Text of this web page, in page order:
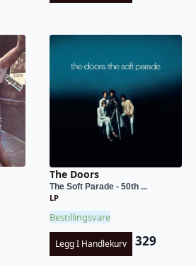
The Doors
The Soft Parade - 50th ...
LP
Bestillingsvare
Legg I Handlekurv 329